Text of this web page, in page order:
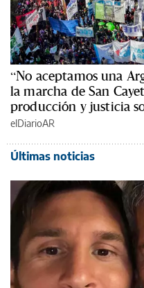
“No aceptamos una
la marcha de San
producción y justicia
elDiarioAR
Últimas noticias